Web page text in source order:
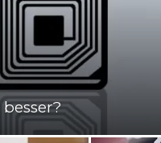
besser?